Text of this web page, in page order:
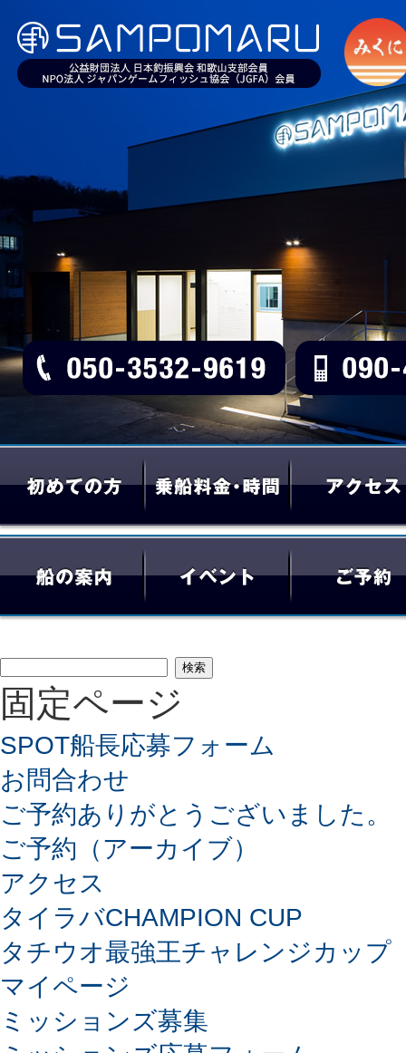
検
索:
固定ページ
SPOT船長応募フォーム
お問合わせ
ご予約ありがとうございました。
ご予約（アーカイブ）
アクセス
タイラバCHAMPION CUP
タチウオ最強王チャレンジカップ
マイページ
ミッションズ募集